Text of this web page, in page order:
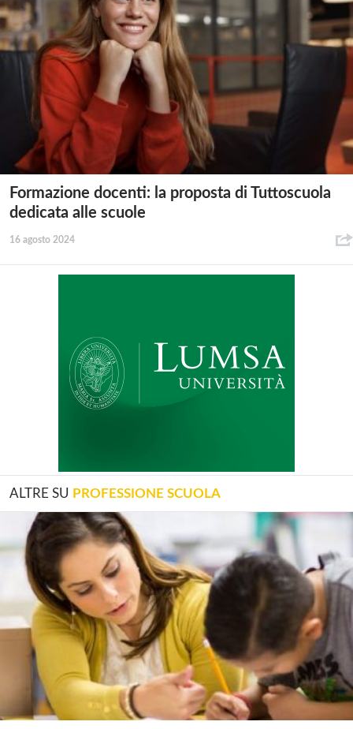
Formazione docenti: la proposta di Tuttoscuola
dedicata alle scuole
16 agosto 2024
ALTRE SU PROFESSIONE SCUOLA